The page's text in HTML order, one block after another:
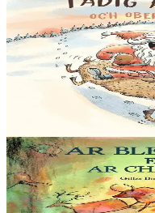
Biken ne vo gwelet
kemend-all !
Biken ne vo gwelet Tadig
ne gaso profoù Nedeleg
gwastilli chomet war-lerc’h
5 bloaz hag ouzhpenn
Sav-heol
Ar bleiz droch e skol